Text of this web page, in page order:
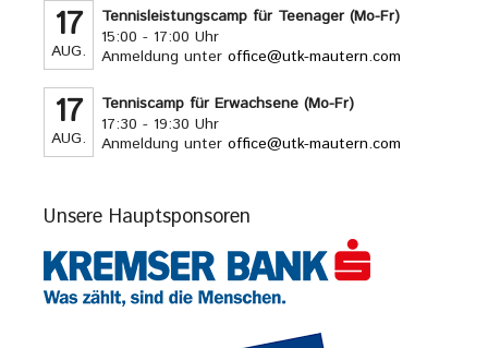
17
AUG.
Tennisleistungscamp für Teenager (Mo-Fr)
15:00 - 17:00 Uhr
Anmeldung unteroffice@utk-mautern.com
17
AUG.
Tenniscamp für Erwachsene (Mo-Fr)
17:30 - 19:30 Uhr
Anmeldung unteroffice@utk-mautern.com
Unsere Hauptsponsoren